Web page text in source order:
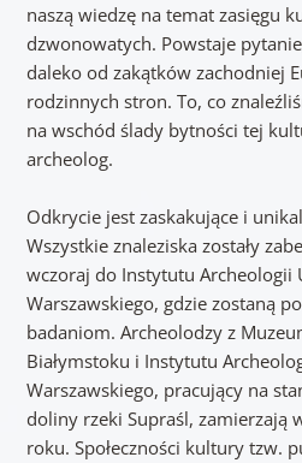
naszą wiedzę na temat zasięgu
dzwonowatych. Powstaje
daleko od zakątków zachodniej
rodzinnych stron. To, co
na wschód ślady bytności tej
archeolog.
Odkrycie jest zaskakujące i
Wszystkie znaleziska zostały
wczoraj do Instytutu Archeologii
Warszawskiego, gdzie zostaną
badaniom. Archeolodzy z
Białymstoku i Instytutu
Warszawskiego, pracujący na
doliny rzeki Supraśl, zamierzają
roku. Społeczności kultury tzw.